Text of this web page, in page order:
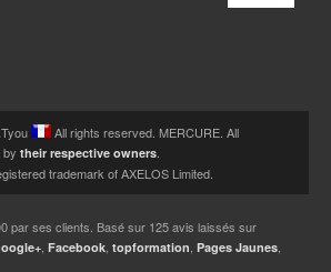
All rights reserved. MERCURE. All
their respective owners.
trademark of AXELOS Limited.
par ses clients. Basé sur 125avis laissés sur
, Facebook, topformation, Pages Jaunes,